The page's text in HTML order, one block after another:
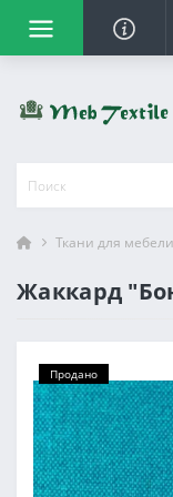
Ткани для мебели
Жаккард
Продано